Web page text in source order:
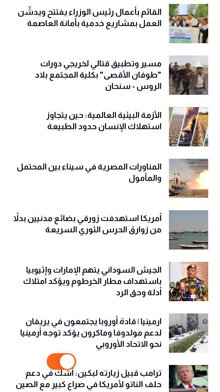
القائم بأعمال رئيس الوزراء يفتتح ويدشّن
العمل بمشاريع خدمية بأمانة العاصمة
مسير وتطبيق قتالي لخريجي دورات
"طوفان الأقصى" بكلية المجتمع بلاد
الروس - سنحان
الأزمة البيئية العالمية: حين يتجاوز
استهلاك الإنسان حدود الطبيعة
المناورات المصرية في سيناء بين المحتمل
والمأمول
أمريكا استهدفت زورقي بضائع مدنيين بدلاً
من زوارق الحرس الثوري السريعة
الجيش السوداني يتهم الإمارات وإثيوبيا
باستهداف مطار الخرطوم ويؤكد امتلاك
أدلة وحق الرد
ارمينيا | قادة أوروبا يجتمعون في يريفان
لدعم مولدوفا وماكرون يؤكد توجه أرمينيا
نحو الاتحاد الأوروبي
ترامب قبيل زيارته لبكين: أشك في دعم
حلف الناتو لأمريكا في صراع كبير مع الصين